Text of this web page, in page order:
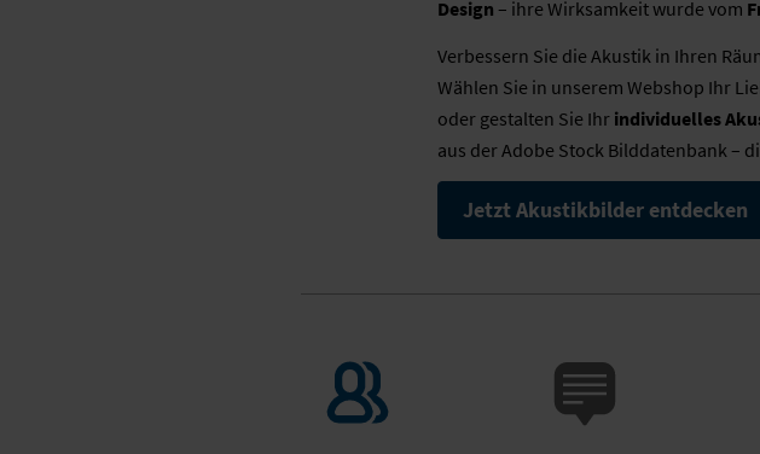
Design – ihre Wirksamkeit wurde vom
Verbessern Sie die Akustik in Ihren
Wählen Sie in unserem Webshop Ihr
oder gestalten Sie Ihr individuelles
aus der Adobe Stock Bilddatenbank –
Jetzt Akustikbilder entdecken